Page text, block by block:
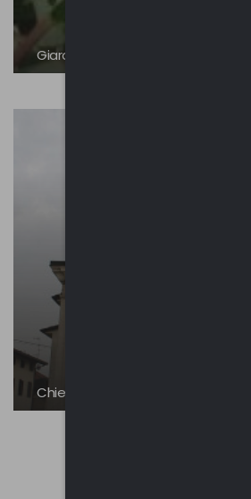
Giardino Botanico
Chiesa dei Santi Cosma e Damiano